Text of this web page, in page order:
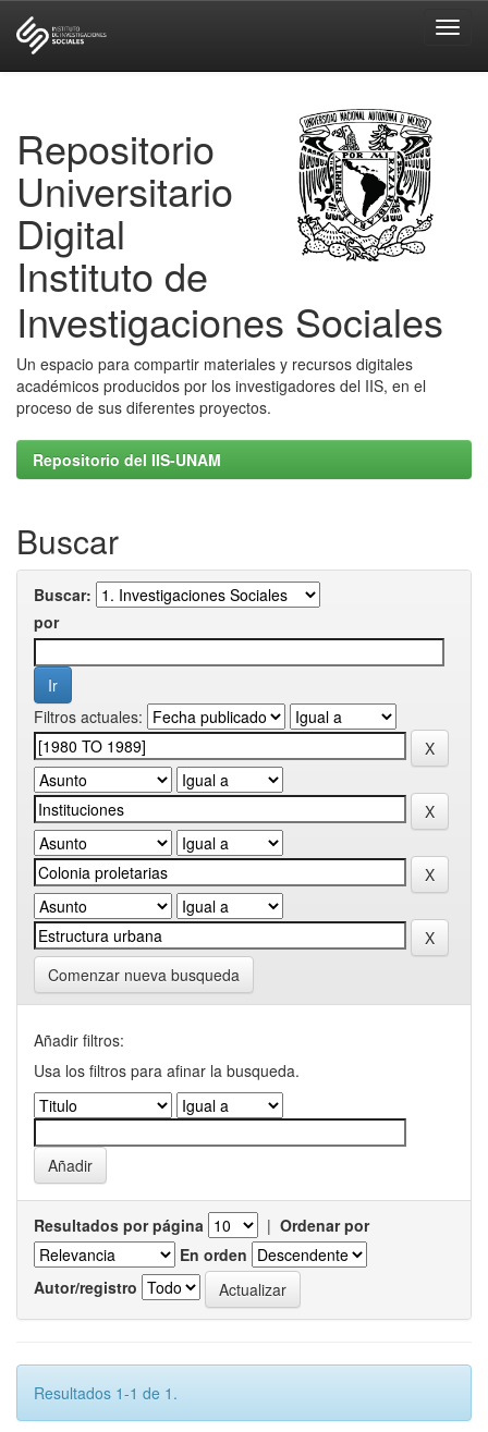
Repositorio
Universitario
Digital
Instituto de
Investigaciones Sociales
Un espacio para compartir materiales y recursos digitales
académicos producidos por los investigadores del IIS, en el
proceso de sus diferentes proyectos.
Repositorio del IIS-UNAM
Buscar
Buscar:
por
Filtros actuales:
Comenzar nueva busqueda
Añadir filtros:
Usa los filtros para afinar la busqueda.
Resultados por página | Ordenar por
En orden
Autor/registro
Resultados 1-1 de 1.